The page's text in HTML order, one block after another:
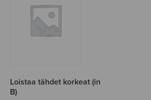
Loistaa tähdet korkeat (in
B)